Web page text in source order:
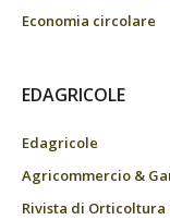
Economia circolare
EDAGRICOLE
Edagricole
Agricommercio &
Rivista di